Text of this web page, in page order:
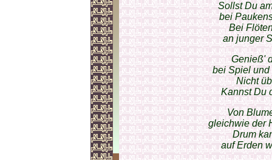
Sollst Du
bei
Bei
an junger
Genieß'
bei Spiel und
Nicht
Kannst Du
Von
gleichwie der
Drum
auf Erden